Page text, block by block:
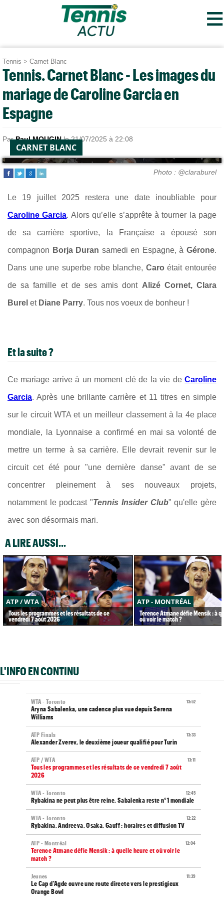
≡
Tennis > Carnet Blanc
Tennis. Carnet Blanc - Les images du
mariage de Caroline Garcia en
Espagne
ParPaul MOUGINle 21/07/2025 à 22:08
CARNET BLANC
Photo : @claraburel
Le 19 juillet 2025 restera une date inoubliable pour
Caroline Garcia. Alors qu’elle s’apprête à tourner la page
de sa carrière sportive, la Française a épousé son
compagnon Borja Duran samedi en Espagne, àGérone.
Dans une une superbe robe blanche, Caroétaitentourée
de sa famille et de ses amis dont Alizé Cornet, Clara
Burel et Diane Parry. Tous nos voeux de bonheur !
Et la suite ?
Ce mariage arrive à un moment clé de la vie de Caroline
Garcia. Après une brillante carrière et 11 titres en simple
sur le circuit WTA et un meilleur classement à la 4e place
mondiale, la Lyonnaise a confirmé en mai sa volonté de
mettre un terme à sa carrière. Elle devrait revenir sur le
circuit cet été pour "une dernière danse" avant de se
concentrer pleinement à ses nouveaux projets,
notamment le podcast "Tennis Insider Club" qu'elle gère
avec son désormais mari.
A LIRE AUSSI...
ATP / WTA
Tous les programmes et les résultats de ce
vendredi 7 août 2026
ATP - MONTRÉAL
Terence Atmane défie Mensik : à
où voir le match ?
L'INFO EN CONTINU
13:52
WTA - Toronto
Aryna Sabalenka, une cadence plus vue depuis Serena
Williams
13:33
ATP Finals
Alexander Zverev, le deuxième joueur qualifié pour Turin
13:11
ATP / WTA
Tous les programmes et les résultats de ce vendredi 7 août
2026
12:45
WTA - Toronto
Rybakina ne peut plus être reine, Sabalenka reste n°1 mondiale
12:22
WTA - Toronto
Rybakina, Andreeva, Osaka, Gauff : horaires et diffusion TV
12:04
ATP - Montréal
Terence Atmane défie Mensik : à quelle heure et où voir le
match ?
11:39
Jeunes
Le Cap d'Agde ouvre une route directe vers le prestigieux
Orange Bowl